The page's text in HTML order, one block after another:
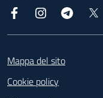
Facebook InstagramTelegram
Mappa del sito
Cookie policy